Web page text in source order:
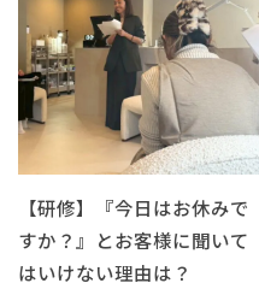
【研修】『今日はお休みで
すか？』とお客様に聞いて
はいけない理由は？